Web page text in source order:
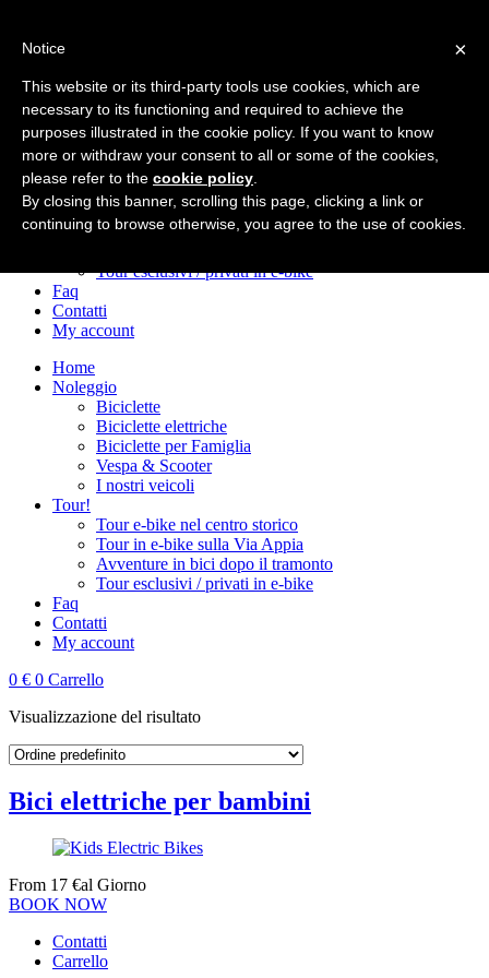
Home
Biciclette
Biciclette elettriche
Biciclette per Famiglia
Vespa & Scooter
I nostri veicoli
Tour!
Tour e‑bike nel centro storico
Tour in e‑bike sulla Via Appia
Tour esclusivi / privati in e‑bike
Faq
Contatti
My account
Home
Noleggio
Biciclette
Biciclette elettriche
Biciclette per Famiglia
Vespa & Scooter
I nostri veicoli
Tour!
Tour e‑bike nel centro storico
Tour in e‑bike sulla Via Appia
Avventure in bici dopo il tramonto
Tour esclusivi / privati in e‑bike
Faq
Contatti
My account
0 € 0 Carrello
Visualizzazione del risultato
Bici elettriche per bambini
From 17 €al Giorno
BOOK NOW
Contatti
Carrello
×
Notice
This website or its third-party tools use cookies, which are
necessary to its functioning and required to achieve the
purposes illustrated in the cookie policy. If you want to know
more or withdraw your consent to all or some of the cookies,
please refer to the cookie policy
By closing this banner, scrolling this page, clicking a link or
continuing to browse otherwise, you agree to the use of cookies.